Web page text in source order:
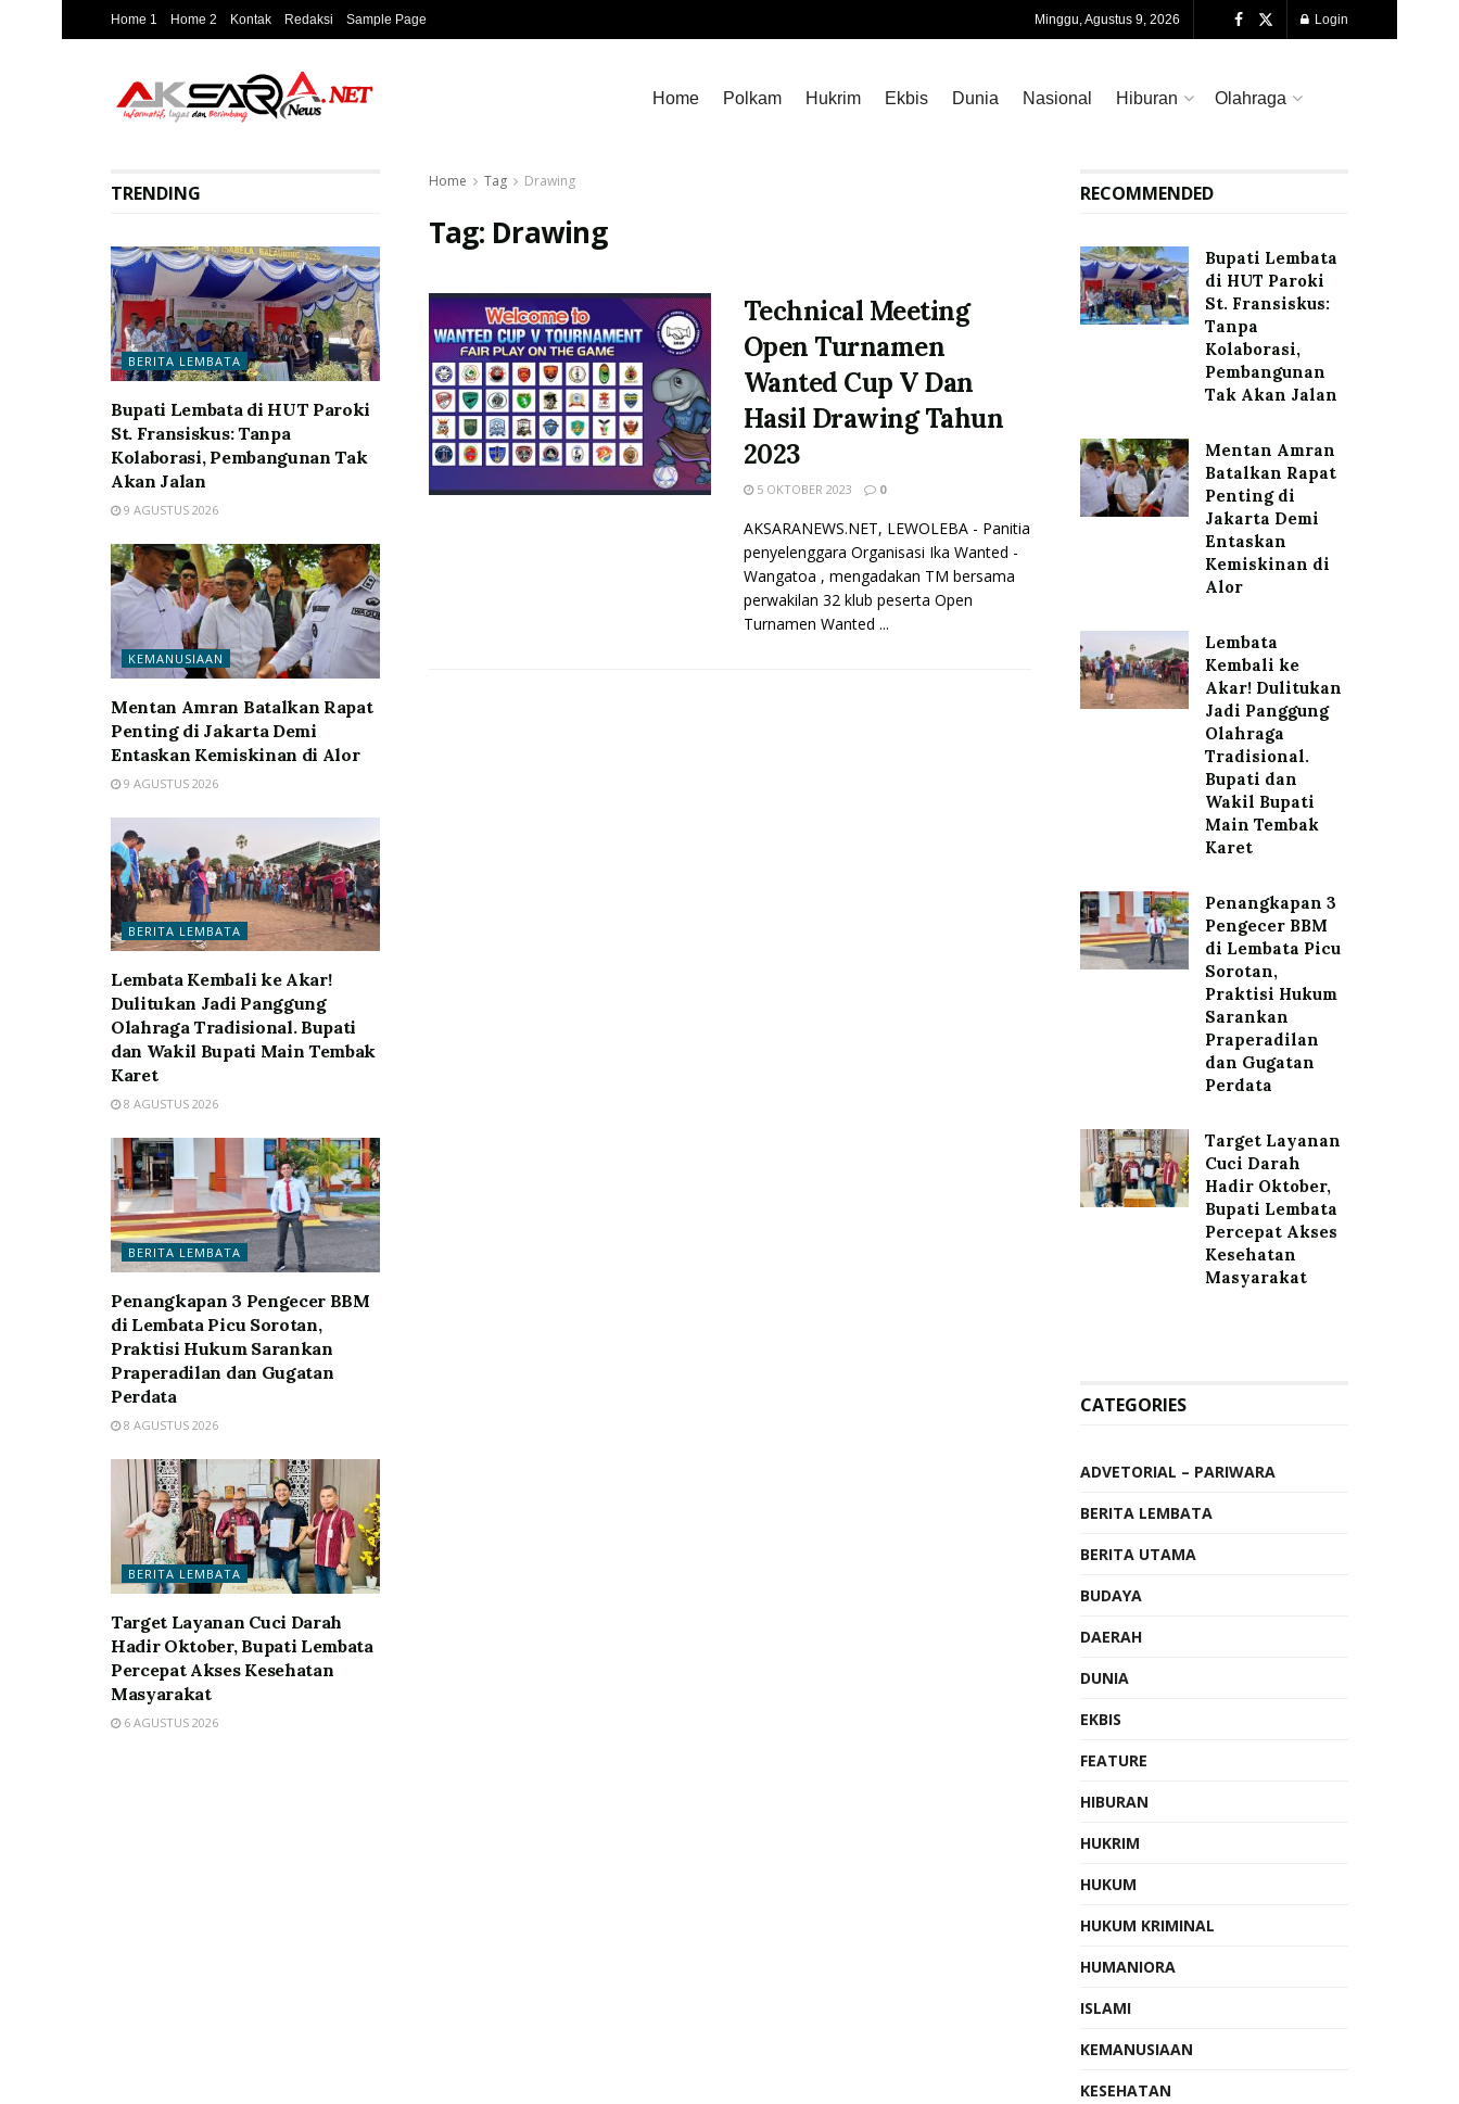
Home 1 Home 2 Kontak Redaksi Sample Page Minggu, Agustus 9, 2026 Login
Home Polkam Hukrim Ekbis Dunia Nasional Hiburan Olahraga
Home Tag Drawing
Tag: Drawing
Technical Meeting
Open Turnamen
Wanted Cup V Dan
Hasil Drawing Tahun
2023
5 OKTOBER 2023 0
AKSARANEWS.NET, LEWOLEBA - Panitia
penyelenggara Organisasi Ika Wanted -
Wangatoa , mengadakan TM bersama
perwakilan 32 klub peserta Open
Turnamen Wanted ...
TRENDING
BERITA LEMBATA
Bupati Lembata di HUT Paroki
St. Fransiskus: Tanpa
Kolaborasi, Pembangunan Tak
Akan Jalan
9 AGUSTUS 2026
KEMANUSIAAN
Mentan Amran Batalkan Rapat
Penting di Jakarta Demi
Entaskan Kemiskinan di Alor
9 AGUSTUS 2026
BERITA LEMBATA
Lembata Kembali ke Akar!
Dulitukan Jadi Panggung
Olahraga Tradisional. Bupati
dan Wakil Bupati Main Tembak
Karet
8 AGUSTUS 2026
BERITA LEMBATA
Penangkapan 3 Pengecer BBM
di Lembata Picu Sorotan,
Praktisi Hukum Sarankan
Praperadilan dan Gugatan
Perdata
8 AGUSTUS 2026
BERITA LEMBATA
Target Layanan Cuci Darah
Hadir Oktober, Bupati Lembata
Percepat Akses Kesehatan
Masyarakat
6 AGUSTUS 2026
RECOMMENDED
Bupati Lembata
di HUT Paroki
St. Fransiskus:
Tanpa
Kolaborasi,
Pembangunan
Tak Akan Jalan
Mentan Amran
Batalkan Rapat
Penting di
Jakarta Demi
Entaskan
Kemiskinan di
Alor
Lembata
Kembali ke
Akar! Dulitukan
Jadi Panggung
Olahraga
Tradisional.
Bupati dan
Wakil Bupati
Main Tembak
Karet
Penangkapan 3
Pengecer BBM
di Lembata Picu
Sorotan,
Praktisi Hukum
Sarankan
Praperadilan
dan Gugatan
Perdata
Target Layanan
Cuci Darah
Hadir Oktober,
Bupati Lembata
Percepat Akses
Kesehatan
Masyarakat
CATEGORIES
ADVETORIAL – PARIWARA
BERITA LEMBATA
BERITA UTAMA
BUDAYA
DAERAH
DUNIA
EKBIS
FEATURE
HIBURAN
HUKRIM
HUKUM
HUKUM KRIMINAL
HUMANIORA
ISLAMI
KEMANUSIAAN
KESEHATAN